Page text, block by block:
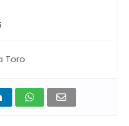
Toro